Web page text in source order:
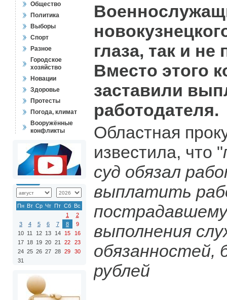
Общество
Политика
Выборы
Спорт
Разное
Городское
хозяйство
Новации
Здоровье
Протесты
Погода, климат
Вооружённые
конфликты
Пн Вт Ср Чт Пт Сб Вс
1
2
3
4 5 6 7 8
9
10 11 12 13 14 15
16
17 18 19 20 21 22
23
24 25 26 27 28 29
30
31
глаза, так и не
Вместо этого
заставили
работодателя.
Областная
известила, что "
суд обязал
выплатить
выполнения
обязанностей,
рублей